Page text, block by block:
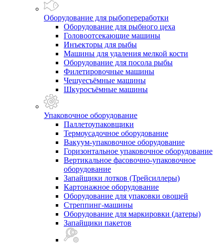
Оборудование для рыбопереработки
Оборудование для рыбного цеха
Головоотсекающие машины
Инъекторы для рыбы
Машины для удаления мелкой кости
Оборудование для посола рыбы
Филетировочные машины
Чешуесъёмные машины
Шкуросъёмные машины
Упаковочное оборудование
Паллетоупаковщики
Термоусадочное оборудование
Вакуум-упаковочное оборудование
Горизонтальное упаковочное оборудование
Вертикальное фасовочно-упаковочное
оборудование
Запайщики лотков (Трейсиллеры)
Картонажное оборудование
Оборудование для упаковки овощей
Стреппинг-машины
Оборудование для маркировки (датеры)
Запайщики пакетов